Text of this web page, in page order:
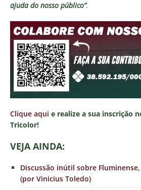
ajuda do nosso público”.
Clique aqui e realize a sua inscrição
Tricolor!
VEJA AINDA:
Discussão inútil sobre
(por Vinicius Toledo)